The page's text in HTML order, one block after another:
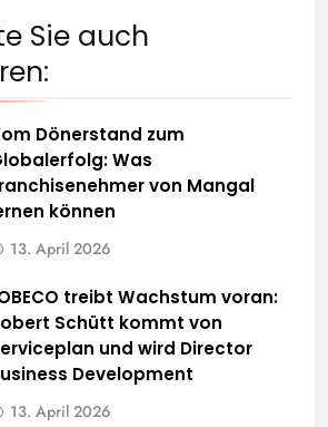
Sie auch
Dönerstand zum
Was
von Mangal
können
13. April 2026
treibt Wachstum voran:
Schütt kommt von
und wird Director
Development
13. April 2026